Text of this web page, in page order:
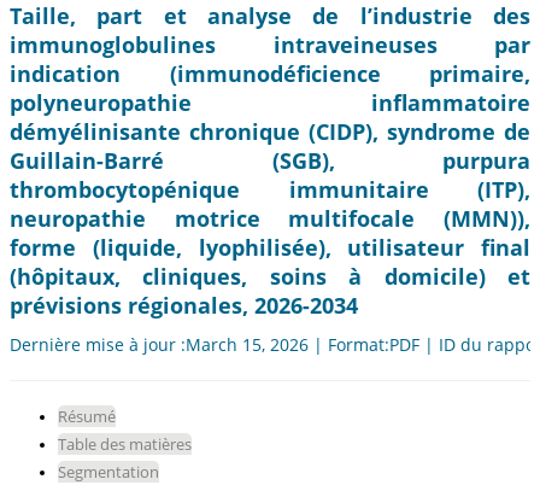
Taille, part et analyse de l’industrie des
immunoglobulines intraveineuses par
indication (immunodéficience primaire,
polyneuropathie inflammatoire
démyélinisante chronique (CIDP), syndrome de
Guillain-Barré (SGB), purpura
thrombocytopénique immunitaire (ITP),
neuropathie motrice multifocale (MMN)),
forme (liquide, lyophilisée), utilisateur final
(hôpitaux, cliniques, soins à domicile) et
prévisions régionales, 2026-2034
Dernière mise à jour :March 15, 2026 | Format:PDF | ID du
Résumé
Table des matières
Segmentation